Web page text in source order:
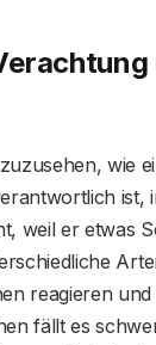
wie
ist,
weil er etwas
reagieren und
fällt es